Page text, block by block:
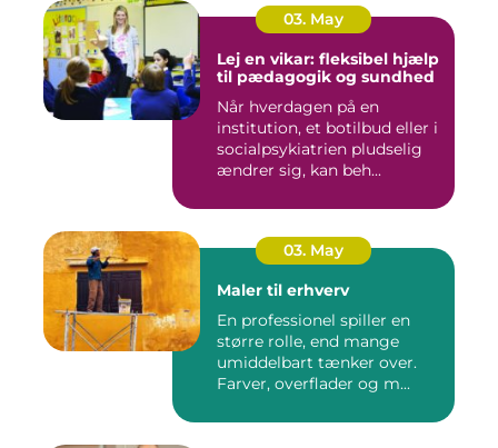
03. May
Lej en vikar: fleksibel hjælp
til pædagogik og sundhed
Når hverdagen på en
institution, et botilbud eller i
socialpsykiatrien pludselig
ændrer sig, kan beh...
03. May
Maler til erhverv
En professionel spiller en
større rolle, end mange
umiddelbart tænker over.
Farver, overflader og m...